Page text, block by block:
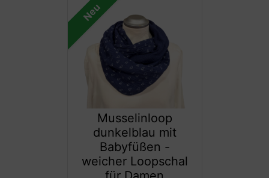
Neu
Musselinloop
dunkelblau mit
Babyfüßen -
weicher Loopschal